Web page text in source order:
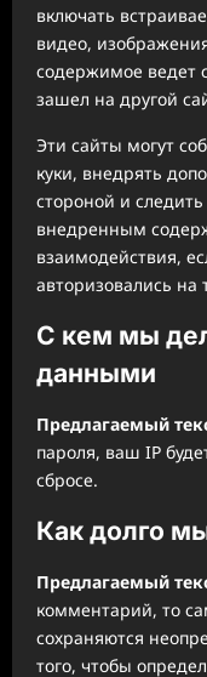
включать
видео,
содержимое ведет
зашел на другой
Эти сайты могут
куки, внедрять
стороной и
внедренным
взаимодействия,
авторизовались на
С кем мы
данными
Предлагаемый
пароля, ваш IP
сбросе.
Как долго
Предлагаемый
комментарий, то
сохраняются
того, чтобы